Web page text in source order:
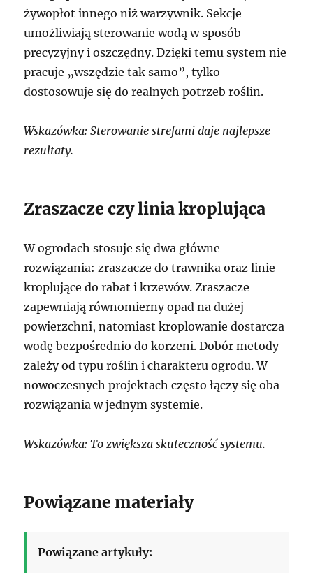
żywopłot innego niż warzywnik. Sekcje
umożliwiają sterowanie wodą w sposób
precyzyjny i oszczędny. Dzięki temu system nie
pracuje „wszędzie tak samo”, tylko
dostosowuje się do realnych potrzeb roślin.
Wskazówka: Sterowanie strefami daje najlepsze
rezultaty.
Zraszacze czy linia kroplująca
W ogrodach stosuje się dwa główne
rozwiązania: zraszacze do trawnika oraz linie
kroplujące do rabat i krzewów. Zraszacze
zapewniają równomierny opad na dużej
powierzchni, natomiast kroplowanie dostarcza
wodę bezpośrednio do korzeni. Dobór metody
zależy od typu roślin i charakteru ogrodu. W
nowoczesnych projektach często łączy się oba
rozwiązania w jednym systemie.
Wskazówka: To zwiększa skuteczność systemu.
Powiązane materiały
Powiązane artykuły: